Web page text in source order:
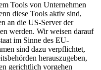
Tools von Unternehmen
diese Tools aktiv sind,
an die US-Server der
werden. Wir weisen darauf
im Sinne des EU-
sind dazu verpflichtet,
herauszugeben,
gerichtlich vorgehen